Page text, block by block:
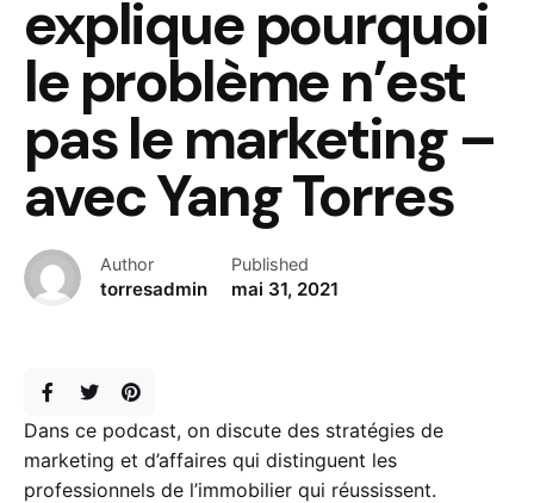
explique pourquoi
le problème n’est
pas le marketing –
avec Yang Torres
Author
torresadmin
Published
mai 31, 2021
Dans ce podcast, on discute des stratégies de
marketing et d’affaires qui distinguent les
professionnels de l’immobilier qui réussissent.